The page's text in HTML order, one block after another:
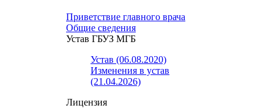
Приветствие главного врача
Общие сведения
Устав ГБУЗ МГБ
Устав (06.08.2020)
Изменения в устав
(21.04.2026)
Лицензия